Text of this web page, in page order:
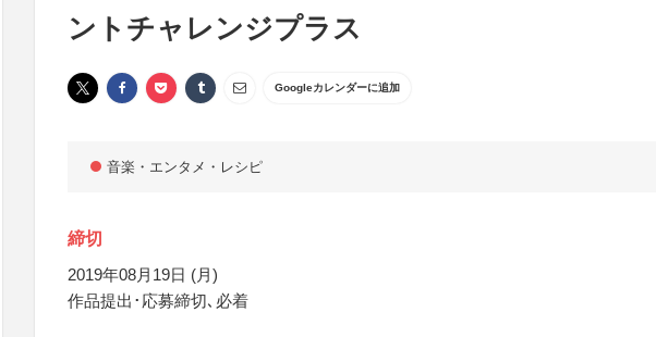
ントチャレンジプラス
Googleカレンダーに追加
音楽・エンタメ・レシピ
締切
2019年08月19日 (月)
作品提出･応募締切､必着